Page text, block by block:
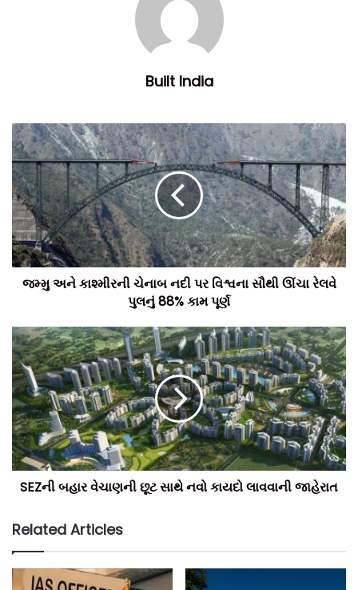
જોવાનું છે, તે 4000 કરોડના રોકાણ પર શરૂઆતમાં 40 લાખ ચોરસ
ફૂટના બિલ્ટ-અપ વિસ્તારને લક્ષ્યાંકિત કરી રહ્યું છે, જેમાં 8-10 સુધી
વિસ્તરણની સંભાવના છે. 2035 સુધીમાં msft, વાય વરાપ્રસાદ રેડ્ડીએ,
WTC શમશાબાદ અને વિશાખાપટ્ટનમના વાઈસ-ચેરમેન અને કપિલ
કન્સલ્ટન્સીના વાઈસ પ્રેસિડેન્ટે મિડીયાને માહિતી આપી હતી.
ટીમ બિલ્ટ ઈન્ડિયા.
Built India
જમ્મુ અને કાશ્મીરની ચેનાબ નદી પર વિશ્વના સૌથી ઊંચા રેલવે
પુલનું 88% કામ પૂર્ણ
SEZની બહાર વેચાણની છૂટ સાથે નવો કાયદો લાવવાની જાહેરાત
Related Articles